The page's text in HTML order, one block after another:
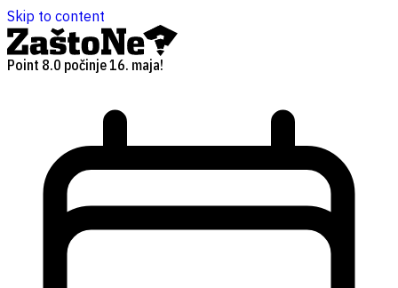
Skip to content
Point 8.0 počinje 16. maja!